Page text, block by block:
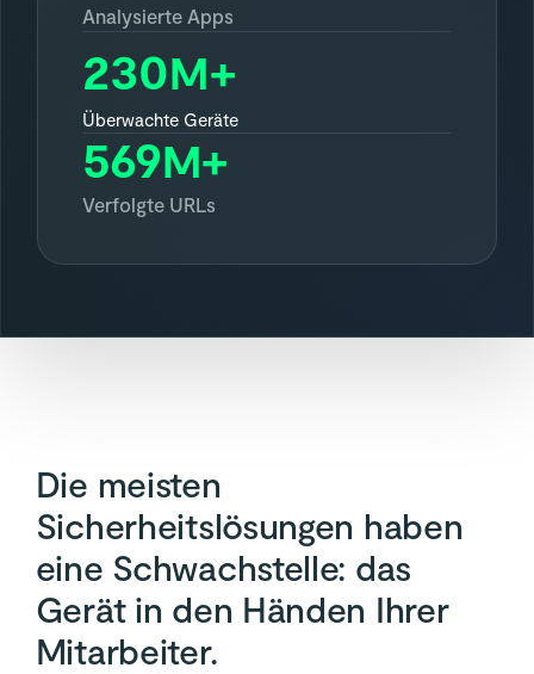
Analysierte Apps
230M+
Überwachte Geräte
569M+
Verfolgte URLs
Die meisten
Sicherheitslösungen haben
eine Schwachstelle: das
Gerät in den Händen Ihrer
Mitarbeiter.